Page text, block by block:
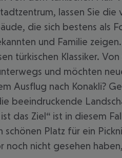
lassen Sie
die sich bestens
und Familie
türkischen Klassiker.
und möchten
Ausflug nach Konakli?
beeindruckende
das Ziel“ ist in
Platz für ein
nicht gesehen